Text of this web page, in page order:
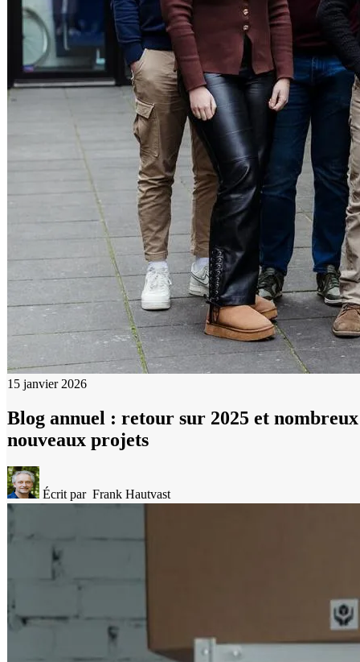
15 janvier 2026
Blog annuel : retour sur 2025 et nombreux
nouveaux projets
Écrit par Frank Hautvast